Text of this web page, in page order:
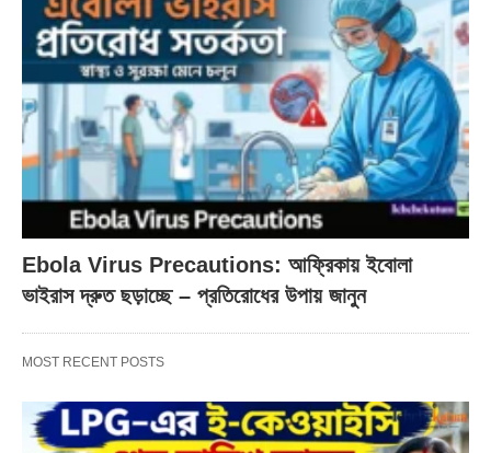
Ebola Virus Precautions: আফ্রিকায় ইবোলা
ভাইরাস দ্রুত ছড়াচ্ছে – প্রতিরোধের উপায় জানুন
MOST RECENT POSTS